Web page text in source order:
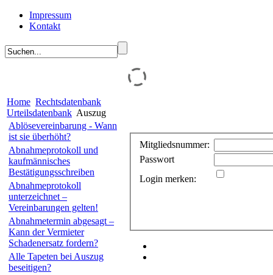
Impressum
Kontakt
Home Rechtsdatenbank
Urteilsdatenbank Auszug
Ablösevereinbarung - Wann
ist sie überhöht?
Abnahmeprotokoll und
kaufmännisches
Bestätigungsschreiben
Abnahmeprotokoll
unterzeichnet –
Vereinbarungen gelten!
Abnahmetermin abgesagt –
Kann der Vermieter
Schadenersatz fordern?
Alle Tapeten bei Auszug
beseitigen?
Mitgliedsnummer:
Passwort
Login merken: